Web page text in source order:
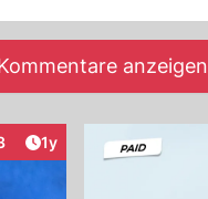
anzeigen
Artikel veröffentlicht:
1y